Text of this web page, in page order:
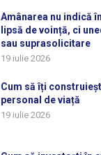
Amânarea nu indică
lipsă de voință, ci
sau suprasolicitare
19 iulie 2026
Cum să îți
personal de viață
19 iulie 2026